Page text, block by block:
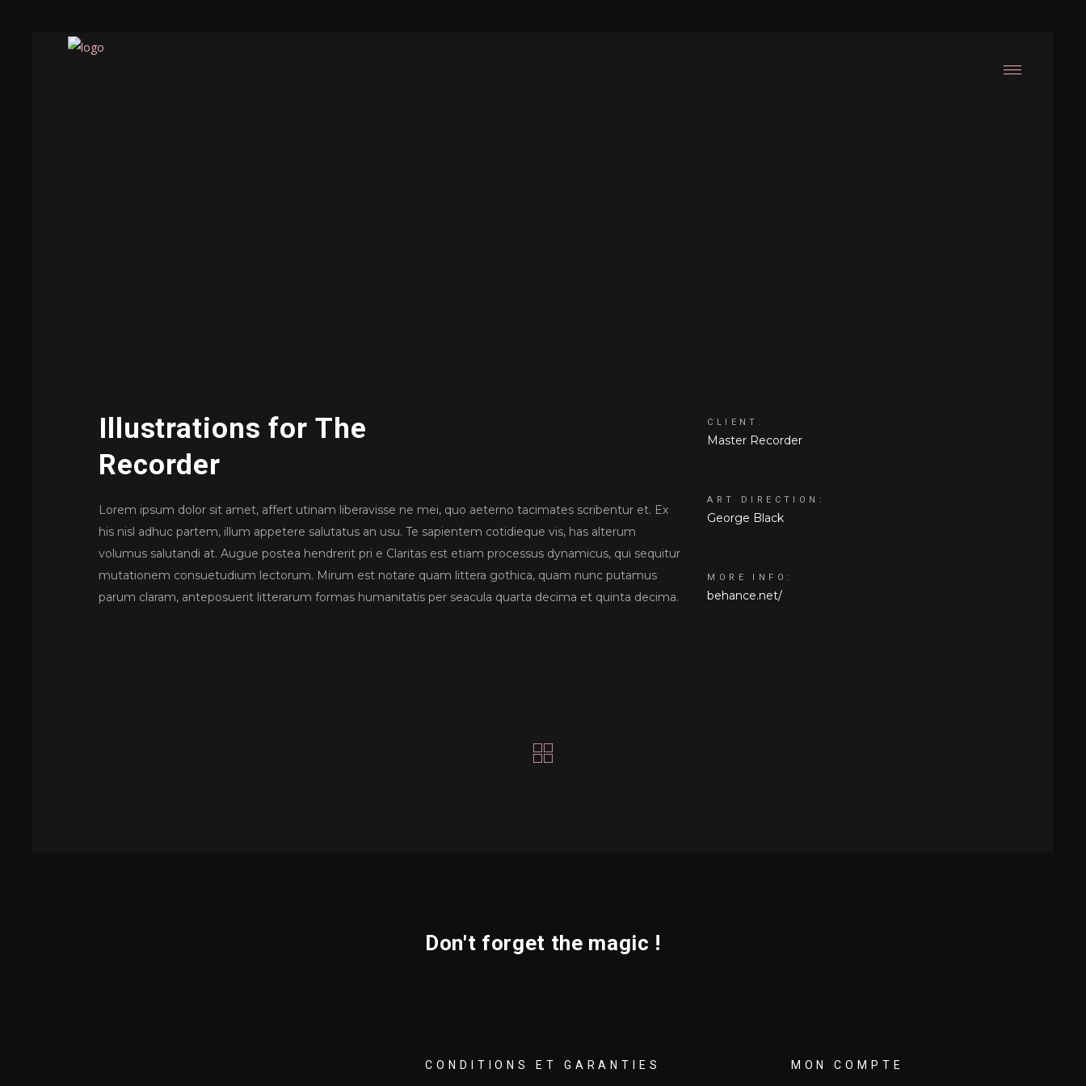
Illustrations for The
Recorder
Lorem ipsum dolor sit amet, affert utinam liberavisse ne mei, quo aeterno tacimates scribentur et. Ex
his nisl adhuc partem, illum appetere salutatus an usu. Te sapientem cotidieque vis, has alterum
volumus salutandi at. Augue postea hendrerit pri e Claritas est etiam processus dynamicus, qui sequitur
mutationem consuetudium lectorum. Mirum est notare quam littera gothica, quam nunc putamus
parum claram, anteposuerit litterarum formas humanitatis per seacula quarta decima et quinta decima.
CLIENT:
Master Recorder
ART DIRECTION:
George Black
MORE INFO:
behance.net/
Don't forget the magic !
CONDITIONS ET GARANTIES MON COMPTE